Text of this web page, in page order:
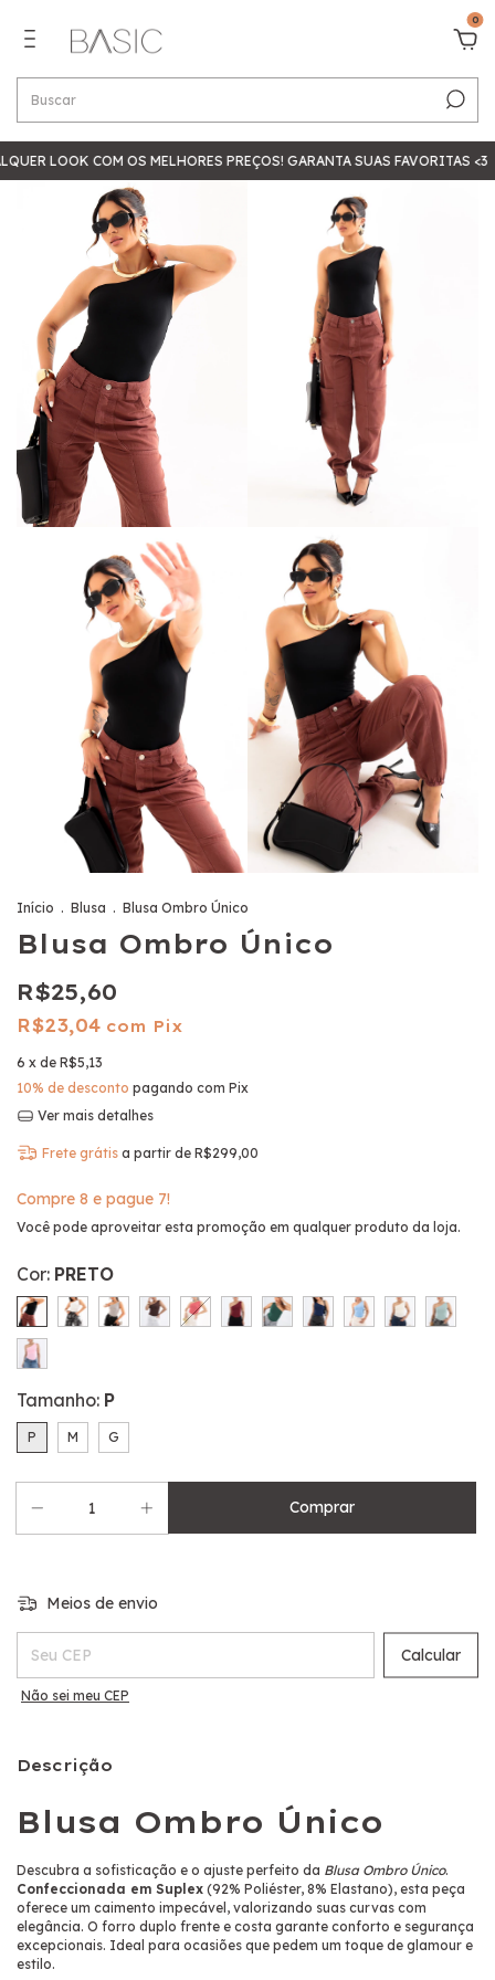
0
LOOK COM OS MELHORES PREÇOS! GARANTA SUAS FAVORITAS <3
Início . Blusa . Blusa Ombro Único
Blusa Ombro Único
R$25,60
R$23,04 com Pix
6 x de R$5,13
10% de desconto pagando com Pix
Ver mais detalhes
Frete grátis a partir de R$299,00
Compre 8 e pague 7!
Você pode aproveitar esta promoção em qualquer produto da loja.
Cor: PRETO
Tamanho: P
P M G
Meios de envio
Entregas para o CEP:
Calcular
Não sei meu CEP
Descrição
Blusa Ombro Único
Descubra a sofisticação e o ajuste perfeito da Blusa Ombro Único.
Confeccionada em Suplex (92% Poliéster, 8% Elastano), esta peça
oferece um caimento impecável, valorizando suas curvas com
elegância. O forro duplo frente e costa garante conforto e segurança
excepcionais. Ideal para ocasiões que pedem um toque de glamour e
estilo.